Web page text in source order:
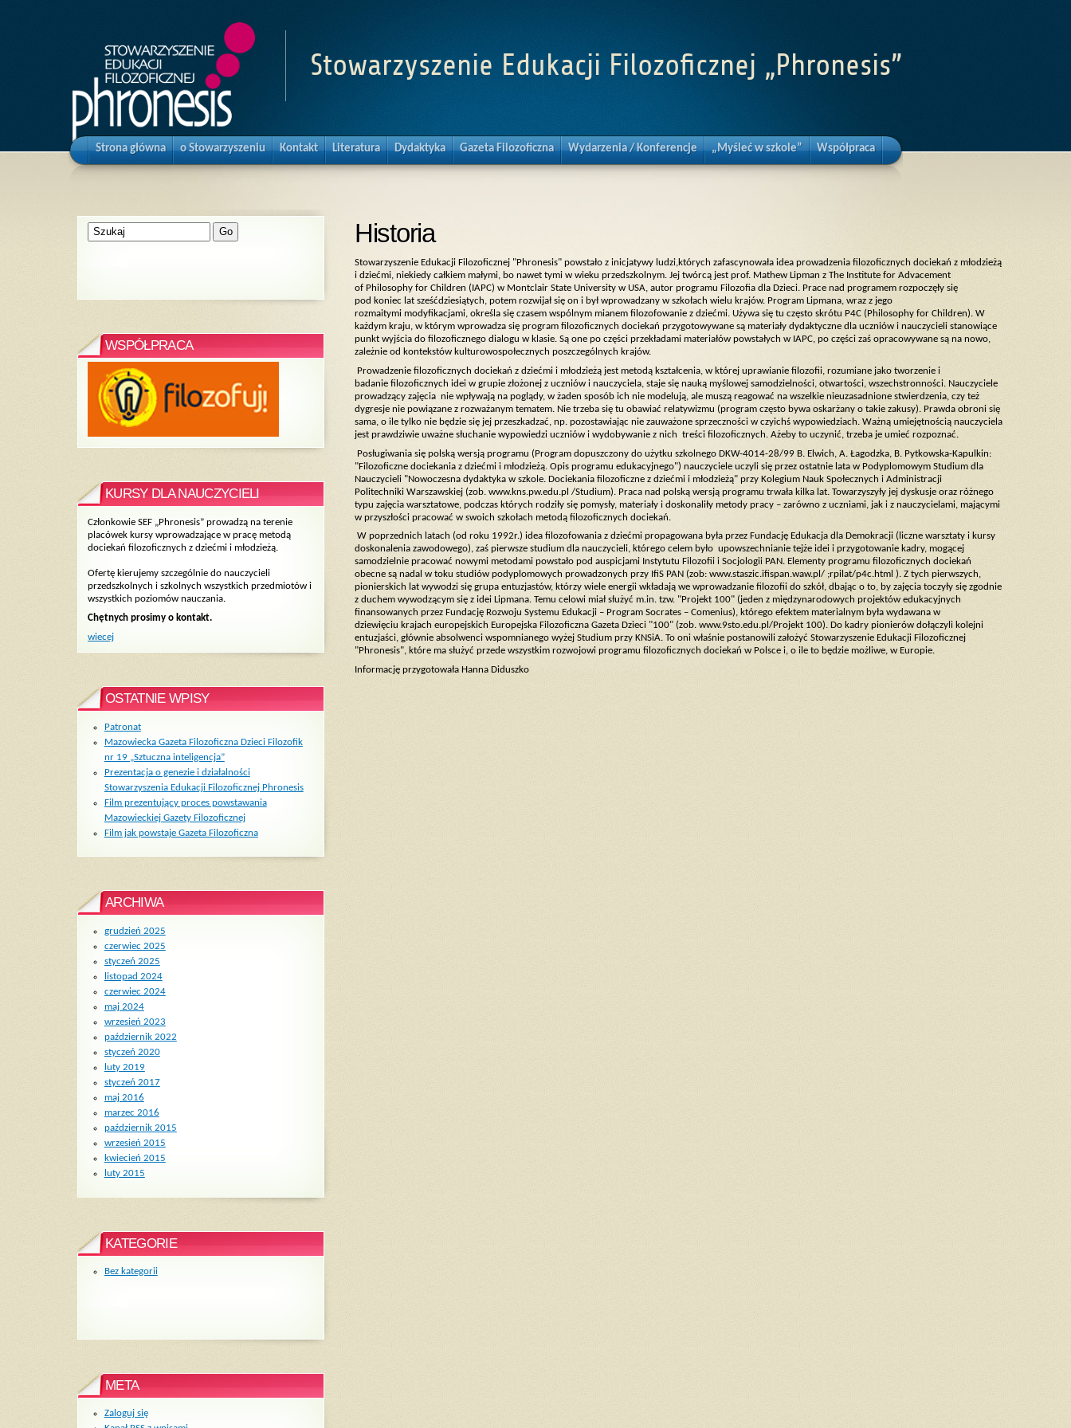
Stowarzyszenie Edukacji Filozoficznej „Phronesis”
Strona główna o Stowarzyszeniu Kontakt Literatura Dydaktyka Gazeta Filozoficzna Wydarzenia / Konferencje „Myśleć w szkole” Współpraca
Historia
Stowarzyszenie Edukacji Filozoficznej "Phronesis" powstało z inicjatywy ludzi,których zafascynowała idea prowadzenia filozoficznych dociekań z młodzieżą
i dziećmi, niekiedy całkiem małymi, bo nawet tymi w wieku przedszkolnym. Jej twórcą jest prof. Mathew Lipman z The Institute for Advacement
of Philosophy for Children (IAPC) w Montclair State University w USA, autor programu Filozofia dla Dzieci. Prace nad programem rozpoczęły się
pod koniec lat sześćdziesiątych, potem rozwijał się on i był wprowadzany w szkołach wielu krajów. Program Lipmana, wraz z jego
rozmaitymi modyfikacjami, określa się czasem wspólnym mianem filozofowanie z dziećmi. Używa się tu często skrótu P4C (Philosophy for Children). W
każdym kraju, w którym wprowadza się program filozoficznych dociekań przygotowywane są materiały dydaktyczne dla uczniów i nauczycieli stanowiące
punkt wyjścia do filozoficznego dialogu w klasie. Są one po części przekładami materiałów powstałych w IAPC, po części zaś opracowywane są na nowo,
zależnie od kontekstów kulturowospołecznych poszczególnych krajów.
Prowadzenie filozoficznych dociekań z dziećmi i młodzieżą jest metodą kształcenia, w której uprawianie filozofii, rozumiane jako tworzenie i
badanie filozoficznych idei w grupie złożonej z uczniów i nauczyciela, staje się nauką myślowej samodzielności, otwartości, wszechstronności. Nauczyciele
prowadzący zajęcia nie wpływają na poglądy, w żaden sposób ich nie modelują, ale muszą reagować na wszelkie nieuzasadnione stwierdzenia, czy też
dygresje nie powiązane z rozważanym tematem. Nie trzeba się tu obawiać relatywizmu (program często bywa oskarżany o takie zakusy). Prawda obroni się
sama, o ile tylko nie będzie się jej przeszkadzać, np. pozostawiając nie zauważone sprzeczności w czyichś wypowiedziach. Ważną umiejętnością nauczyciela
jest prawdziwie uważne słuchanie wypowiedzi uczniów i wydobywanie z nich treści filozoficznych. Ażeby to uczynić, trzeba je umieć rozpoznać.
Posługiwania się polską wersją programu (Program dopuszczony do użytku szkolnego DKW-4014-28/99 B. Elwich, A. Łagodzka, B. Pytkowska-Kapulkin:
"Filozoficzne dociekania z dziećmi i młodzieżą. Opis programu edukacyjnego") nauczyciele uczyli się przez ostatnie lata w Podyplomowym Studium dla
Nauczycieli "Nowoczesna dydaktyka w szkole. Dociekania filozoficzne z dziećmi i młodzieżą" przy Kolegium Nauk Społecznych i Administracji
Politechniki Warszawskiej (zob. www.kns.pw.edu.pl /Studium). Praca nad polską wersją programu trwała kilka lat. Towarzyszyły jej dyskusje oraz różnego
typu zajęcia warsztatowe, podczas których rodziły się pomysły, materiały i doskonaliły metody pracy – zarówno z uczniami, jak i z nauczycielami, mającymi
w przyszłości pracować w swoich szkołach metodą filozoficznych dociekań.
W poprzednich latach (od roku 1992r.) idea filozofowania z dziećmi propagowana była przez Fundację Edukacja dla Demokracji (liczne warsztaty i kursy
doskonalenia zawodowego), zaś pierwsze studium dla nauczycieli, którego celem było upowszechnianie tejże idei i przygotowanie kadry, mogącej
samodzielnie pracować nowymi metodami powstało pod auspicjami Instytutu Filozofii i Socjologii PAN. Elementy programu filozoficznych dociekań
obecne są nadal w toku studiów podyplomowych prowadzonych przy IfiS PAN (zob: www.staszic.ifispan.waw.pl/ ;rpilat/p4c.html ). Z tych pierwszych,
pionierskich lat wywodzi się grupa entuzjastów, którzy wiele energii wkładają we wprowadzanie filozofii do szkół, dbając o to, by zajęcia toczyły się zgodnie
z duchem wywodzącym się z idei Lipmana. Temu celowi miał służyć m.in. tzw. "Projekt 100" (jeden z międzynarodowych projektów edukacyjnych
finansowanych przez Fundację Rozwoju Systemu Edukacji – Program Socrates – Comenius), którego efektem materialnym była wydawana w
dziewięciu krajach europejskich Europejska Filozoficzna Gazeta Dzieci "100" (zob. www.9sto.edu.pl/Projekt 100). Do kadry pionierów dołączyli kolejni
entuzjaści, głównie absolwenci wspomnianego wyżej Studium przy KNSiA. To oni właśnie postanowili założyć Stowarzyszenie Edukacji Filozoficznej
"Phronesis", które ma służyć przede wszystkim rozwojowi programu filozoficznych dociekań w Polsce i, o ile to będzie możliwe, w Europie.
Informację przygotowała Hanna Diduszko
WSPÓŁPRACA
KURSY DLA NAUCZYCIELI
Członkowie SEF „Phronesis” prowadzą na terenie
placówek kursy wprowadzające w pracę metodą
dociekań filozoficznych z dziećmi i młodzieżą.
Ofertę kierujemy szczególnie do nauczycieli
przedszkolnych i szkolnych wszystkich przedmiotów i
wszystkich poziomów nauczania.
Chętnych prosimy o kontakt.
wiecej
OSTATNIE WPISY
Patronat
Mazowiecka Gazeta Filozoficzna Dzieci Filozofik
nr 19 „Sztuczna inteligencja”
Prezentacja o genezie i działalności
Stowarzyszenia Edukacji Filozoficznej Phronesis
Film prezentujący proces powstawania
Mazowieckiej Gazety Filozoficznej
Film jak powstaje Gazeta Filozoficzna
ARCHIWA
grudzień 2025
czerwiec 2025
styczeń 2025
listopad 2024
czerwiec 2024
maj 2024
wrzesień 2023
październik 2022
styczeń 2020
luty 2019
styczeń 2017
maj 2016
marzec 2016
październik 2015
wrzesień 2015
kwiecień 2015
luty 2015
KATEGORIE
Bez kategorii
META
Zaloguj się